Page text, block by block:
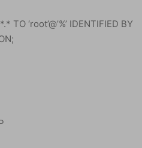
TO ‘root’@’%’ IDENTIFIED BY